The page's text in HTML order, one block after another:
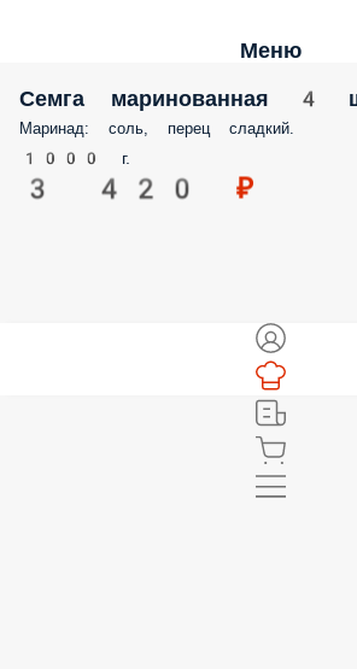
Меню
Семга маринованная 4
Маринад: соль, перец сладкий.
1000 г.
3 420 ₽